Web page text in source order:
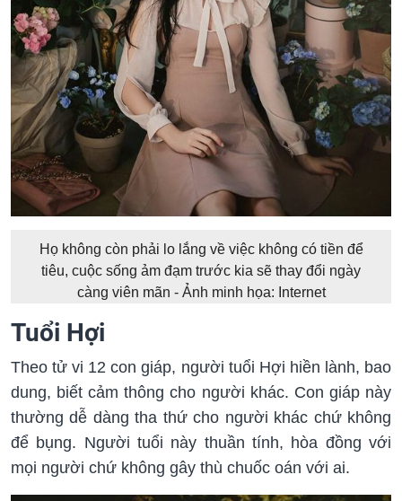
Họ không còn phải lo lắng về việc không có tiền để
tiêu, cuộc sống ảm đạm trước kia sẽ thay đổi ngày
càng viên mãn - Ảnh minh họa: Internet
Tuổi Hợi
Theo tử vi 12 con giáp, người tuổi Hợi hiền lành, bao
dung, biết cảm thông cho người khác. Con giáp này
thường dễ dàng tha thứ cho người khác chứ không
để bụng. Người tuổi này thuần tính, hòa đồng với
mọi người chứ không gây thù chuốc oán với ai.